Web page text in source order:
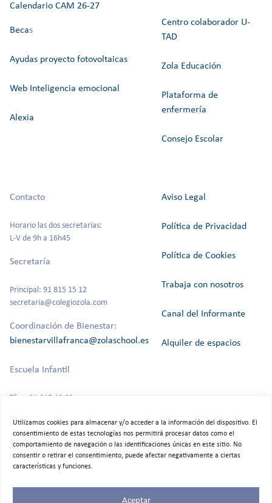
Utilizamos cookies para almacenar y/o acceder a la información del dispositivo. El
consentimiento de estas tecnologías nos permitirá procesar datos como el
comportamiento de navegación o las identificaciones únicas en este sitio. No
consentir o retirar el consentimiento, puede afectar negativamente a ciertas
características y funciones.
Aceptar
Calendario CAM 26-27
Becas
Ayudas proyecto fotovoltaicas
Web Inteligencia emocional
Alexia
Centro colaborador U-
TAD
Zola Educación
Plataforma de
enfermería
Consejo Escolar
Contacto
Horario las dos secretarías:
L-V de 9h a 16h45
Secretaría
Principal: 91 815 15 12
secretaria@colegiozola.com
Coordinación de Bienestar:
bienestarvillafranca@zolaschool.es
Escuela Infantil
Tfno: 91 815 40 60
Aviso Legal
Política de Privacidad
Política de Cookies
Trabaja con nosotros
Canal del Informante
Alquiler de espacios
©2025 Colegio Bilingüe Zola Villafranca.
Todos los derechos reservados